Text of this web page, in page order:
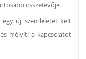
összetevője.
új szemléletet kelt
mélyíti a kapcsolatot